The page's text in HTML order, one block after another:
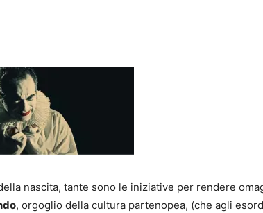
nascita, tante sono le iniziative per rendere
, orgoglio della cultura partenopea, (che agli